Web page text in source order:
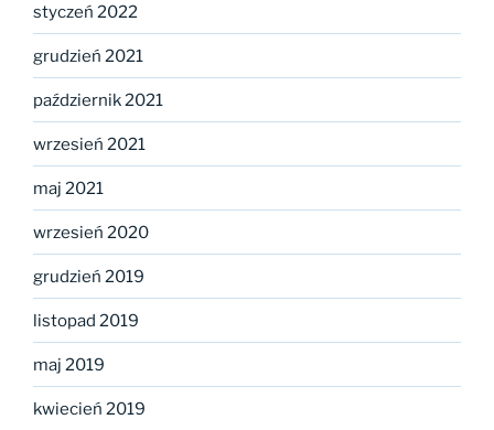
styczeń 2022
grudzień 2021
październik 2021
wrzesień 2021
maj 2021
wrzesień 2020
grudzień 2019
listopad 2019
maj 2019
kwiecień 2019